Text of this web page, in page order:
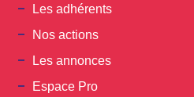
Les adhérents
Nos actions
Les annonces
Espace Pro